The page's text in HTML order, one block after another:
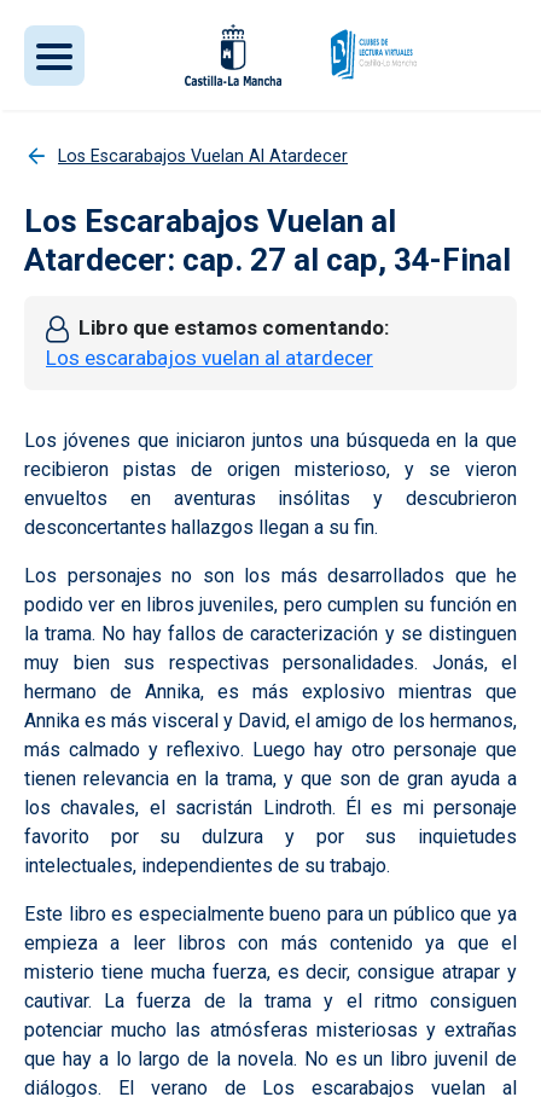
Los Escarabajos Vuelan Al Atardecer
Los Escarabajos Vuelan al
Atardecer: cap. 27 al cap, 34-Final
Libro que estamos comentando
Los escarabajos vuelan al atardecer
Los jóvenes que iniciaron juntos una búsqueda en la que
recibieron pistas de origen misterioso, y se vieron
envueltos en aventuras insólitas y descubrieron
desconcertantes hallazgos llegan a su fin.
Los personajes no son los más desarrollados que he
podido ver en libros juveniles, pero cumplen su función en
la trama. No hay fallos de caracterización y se distinguen
muy bien sus respectivas personalidades. Jonás, el
hermano de Annika, es más explosivo mientras que
Annika es más visceral y David, el amigo de los hermanos,
más calmado y reflexivo. Luego hay otro personaje que
tienen relevancia en la trama, y que son de gran ayuda a
los chavales, el sacristán Lindroth. Él es mi personaje
favorito por su dulzura y por sus inquietudes
intelectuales, independientes de su trabajo.
Este libro es especialmente bueno para un público que ya
empieza a leer libros con más contenido ya que el
misterio tiene mucha fuerza, es decir, consigue atrapar y
cautivar. La fuerza de la trama y el ritmo consiguen
potenciar mucho las atmósferas misteriosas y extrañas
que hay a lo largo de la novela. No es un libro juvenil de
diálogos. El verano de Los escarabajos vuelan al